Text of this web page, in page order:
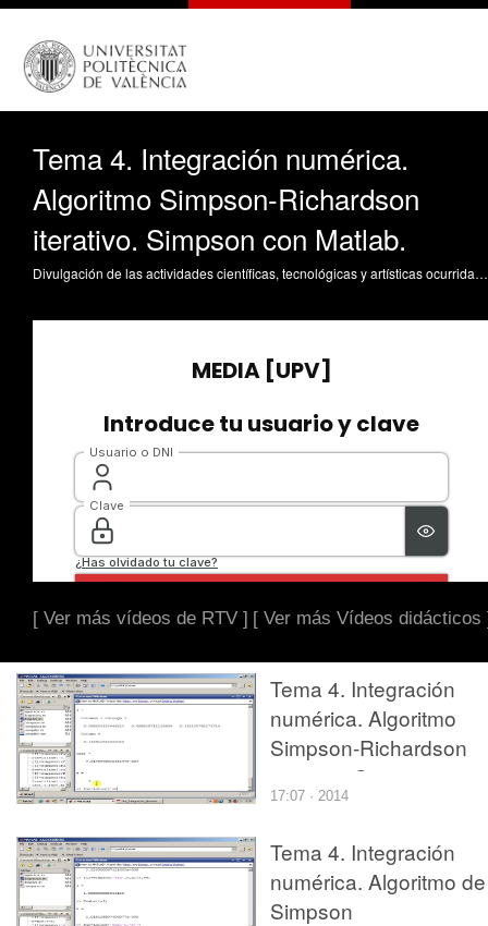
Tema 4. Integración numérica.
Algoritmo Simpson-Richardson
iterativo. Simpson con Matlab.
Divulgación de las actividades científicas, tecnológicas y artísticas ocurridas en los tres campus de la UPV
[ Ver más vídeos de RTV ] [ Ver más Vídeos didácticos
Tema 4. Integración
numérica. Algoritmo
Simpson-Richardson
iterativo. Simpson con
Matlab.
17:07 · 2014
Tema 4. Integración
numérica. Algoritmo de
Simpson